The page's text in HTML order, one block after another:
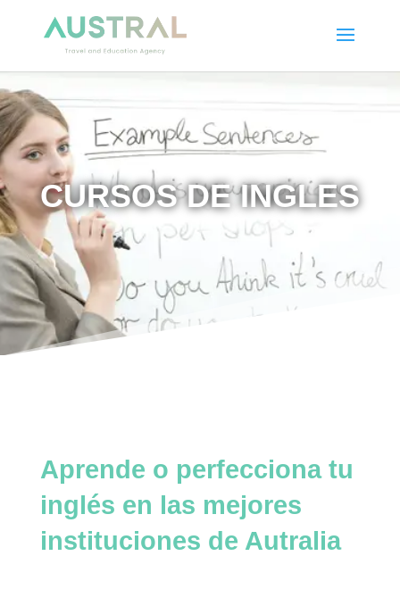
CURSOS DE INGLES
Aprende o perfecciona tu
inglés en las mejores
instituciones de Autralia